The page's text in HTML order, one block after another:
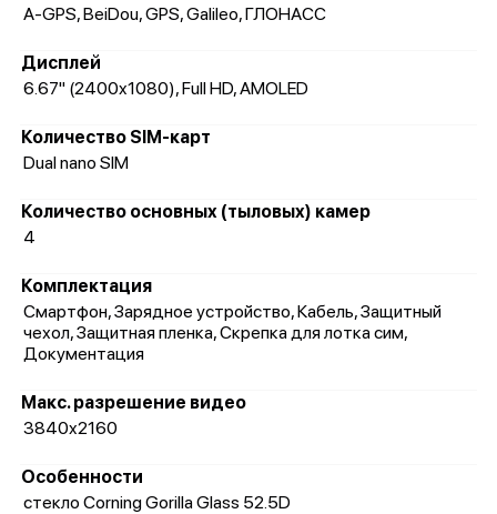
A-GPS, BeiDou, GPS, Galileo, ГЛОНАСС
Дисплей
6.67" (2400x1080), Full HD, AMOLED
Количество SIM-карт
Dual nano SIM
Количество основных (тыловых) камер
4
Комплектация
Смартфон, Зарядное устройство, Кабель, Защитный
чехол, Защитная пленка, Скрепка для лотка сим,
Документация
Макс. разрешение видео
3840x2160
Особенности
стекло Corning Gorilla Glass 52.5D